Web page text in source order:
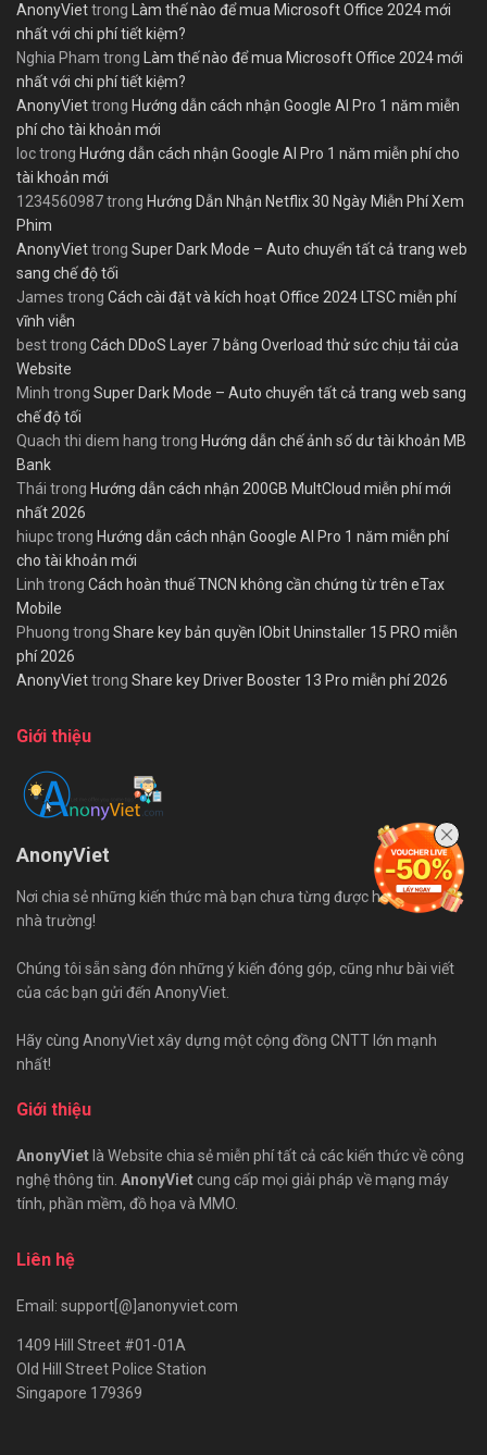
AnonyViettrong
Làm thế nào để mua Microsoft Office 2024 mới
nhất với chi phí tiết kiệm?
Nghia Pham trong
Làm thế nào để mua Microsoft Office 2024 mới
nhất với chi phí tiết kiệm?
AnonyViettrong Hướng dẫn cách nhận Google AI Pro 1 năm miễn
phí cho tài khoản mới
loctrong Hướng dẫn cách nhận Google AI Pro 1 năm miễn phí cho
tài khoản mới
1234560987trong Hướng Dẫn Nhận Netflix 30 Ngày Miễn Phí Xem
Phim
AnonyViettrong Super Dark Mode – Auto chuyển tất cả trang web
sang chế độ tối
James trong Cách cài đặt và kích hoạt Office 2024 LTSC miễn phí
vĩnh viễn
besttrong Cách DDoS Layer 7 bằng Overload thử sức chịu tải của
Website
Minh trong Super Dark Mode – Auto chuyển tất cả trang web sang
chế độ tối
Quach thi diem hang trong Hướng dẫn chế ảnh số dư tài khoản MB
Bank
Thái trong Hướng dẫn cách nhận 200GB MultCloud miễn phí mới
nhất 2026
hiupctrong Hướng dẫn cách nhận Google AI Pro 1 năm miễn phí
cho tài khoản mới
Linh trong Cách hoàn thuế TNCN không cần chứng từ trên eTax
Mobile
Phuong trong Share key bản quyền IObit Uninstaller 15 PRO miễn
phí 2026
AnonyViettrong Share key Driver Booster 13 Pro miễn phí 2026
Giới thiệu
AnonyViet
Nơi chia sẻ những kiến thức mà bạn chưa từng được học trên ghế
nhà trường!
Chúng tôi sẵn sàng đón những ý kiến đóng góp, cũng như bài viết
của các bạn gửi đến AnonyViet.
Hãy cùng AnonyViet xây dựng một cộng đồng CNTT lớn mạnh
nhất!
Giới thiệu
AnonyViet là Website chia sẻ miễn phí tất cả các kiến thức về công
nghệ thông tin. AnonyViet cung cấp mọi giải pháp về mạng máy
tính, phần mềm, đồ họa và MMO.
Liên hệ
Email: support[@]anonyviet.com
1409 Hill Street #01-01A
Old Hill Street Police Station
Singapore 179369